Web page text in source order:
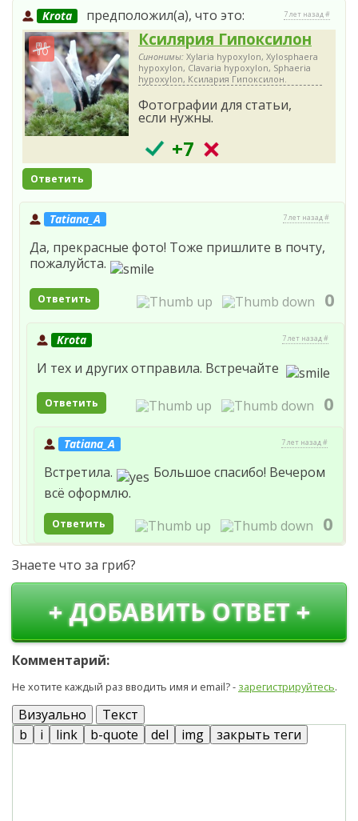
Krota предположил(а), что это: 7 лет назад #
Ксилярия Гипоксилон
Синонимы: Xylaria hypoxylon, Xylosphaera
hypoxylon, Clavaria hypoxylon, Sphaeria
hypoxylon, Ксилария Гипоксилон.
Фотографии для статьи,
если нужны.
+7
Ответить
Tatiana_A 7 лет назад #
Да, прекрасные фото! Тоже пришлите в почту,
пожалуйста.
Ответить 0
Krota 7 лет назад #
И тех и других отправила. Встречайте
Ответить 0
Tatiana_A 7 лет назад #
Встретила.
Большое спасибо! Вечером
всё оформлю.
Ответить 0
Знаете что за гриб?
+ ДОБАВИТЬ ОТВЕТ +
Комментарий:
Не хотите каждый раз вводить имя и email? - зарегистрируйтесь.
Визуально Текст